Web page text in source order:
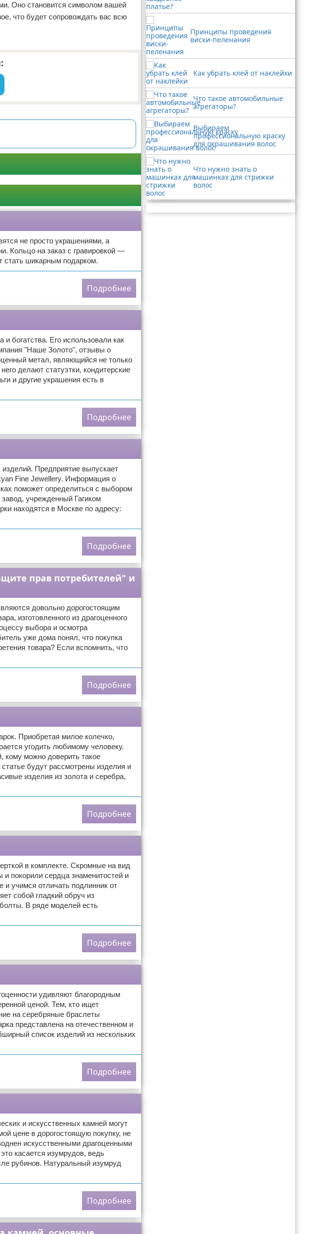
Оно становится символом вашей
что будет сопровождать вас всю
не просто украшениями, а
Кольцо на заказ с гравировкой —
стать шикарным подарком.
Подробнее
богатства. Его использовали как
"Наше Золото", отзывы о
метал, являющийся не только
делают статуэтки, кондитерские
и другие украшения есть в
Подробнее
Предприятие выпускает
Fine Jewellery. Информация о
поможет определиться с выбором
учрежденный Гагиком
находятся в Москве по адресу:
Подробнее
прав потребителей" и
довольно дорогостоящим
изготовленного из драгоценного
выбора и осмотра
уже дома понял, что покупка
товара? Если вспомнить, что
Подробнее
Приобретая милое колечко,
угодить любимому человеку.
кому можно доверить такое
будут рассмотрены изделия и
изделия из золота и серебра,
Подробнее
в комплекте. Скромные на вид
покорили сердца знаменитостей и
и учимся отличать подлинник от
собой гладкий обруч из
В ряде моделей есть
Подробнее
удивляют благородным
ценой. Тем, кто ищет
на серебряные браслеты
представлена на отечественном и
список изделий из нескольких
Подробнее
и искусственных камней могут
цене в дорогостоящую покупку, не
искусственными драгоценными
касается изумрудов, ведь
рубинов. Натуральный изумруд
Подробнее
Принципы проведения
виски-пеленания
Как убрать клей от наклейки
Что такое автомобильные
агрегаторы?
Выбираем
профессиональную краску
для окрашивания волос
Что нужно знать о
машинках для стрижки
волос